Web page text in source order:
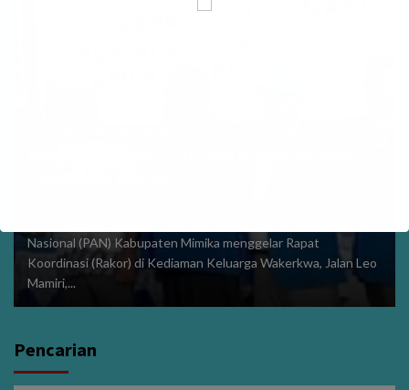
Nasional (PAN) Kabupaten Mimika menggelar Rapat
Koordinasi (Rakor) di Kediaman Keluarga Wakerkwa, Jalan Leo
Mamiri,...
Pencarian